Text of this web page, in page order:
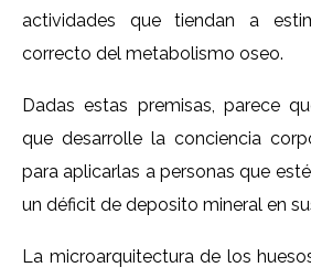
actividades que tiendan a
correcto del metabolismo oseo.
Dadas estas premisas, parece
que desarrolle la conciencia
para aplicarlas a personas que
un déficit de deposito mineral en
La microarquitectura de los